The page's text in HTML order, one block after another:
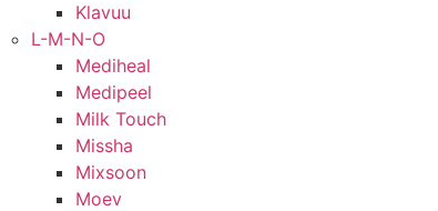
Klavuu
L-M-N-O
Mediheal
Medipeel
Milk Touch
Missha
Mixsoon
Moev